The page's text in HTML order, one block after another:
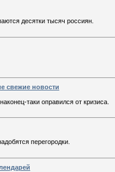
десятки тысяч россиян.
свежие новости
таки оправился от кризиса.
перегородки.